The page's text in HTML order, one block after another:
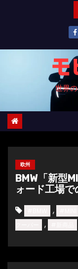
ン
プ
モ
世界
欧州
BMW「新型
ォード工場
,
,